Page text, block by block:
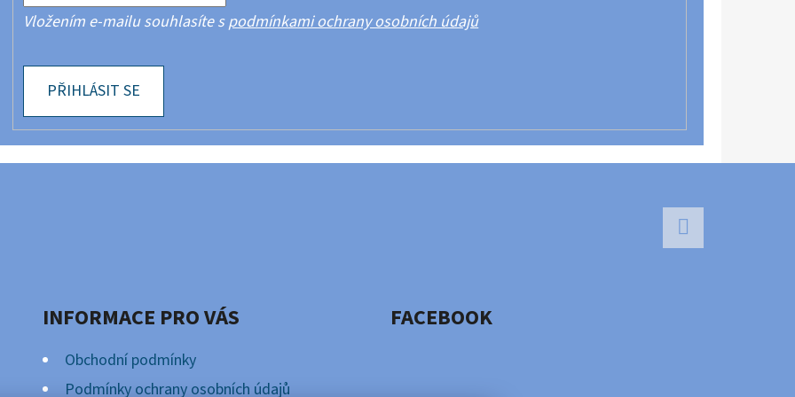
Vložením e-mailu souhlasíte spodmínkami ochrany osobních údajů
PŘIHLÁSIT SE
INFORMACE PRO VÁS
Obchodní podmínky
Podmínky ochrany osobních údajů
FACEBOOK